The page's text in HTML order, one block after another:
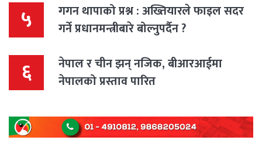
५
गगन थापाको प्रश्न : अख्तियारले फाइल सदर
गर्ने प्रधानमन्त्रीबारे बोल्नुपर्दैन ?
६
नेपाल र चीन झन् नजिक, बीआरआईमा
नेपालको प्रस्ताव पारित